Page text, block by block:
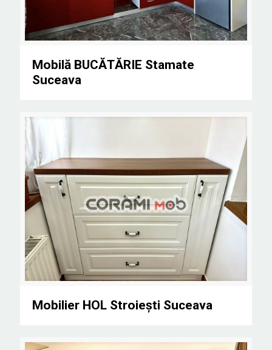
Mobilă BUCĂTĂRIE Stamate Suceava
Mobilă BUCĂTĂRIE Stamate
Suceava
Mobilier HOL Stroiești Suceava
Mobilier HOL Stroiești Suceava